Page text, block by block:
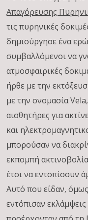
Απαγόρευσης
τις πυρηνικές
δημιούργησε ένα
συμβαλλόμενοι να
ατμοσφαιρικές
ήρθε με την
με την ονομασία
αισθητήρες για
και
μπορούσαν να
εκπομπή
έτσι να εντοπίσουν
Αυτό που είδαν,
εντόπισαν